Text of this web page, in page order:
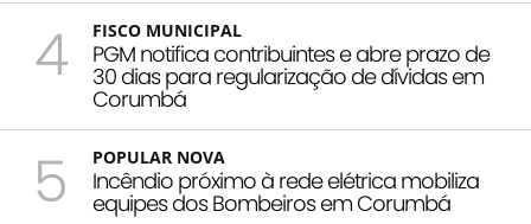
4 FISCO MUNICIPAL
PGM notifica contribuintes e abre prazo de
30 dias para regularização de dívidas em
Corumbá
5 POPULAR NOVA
Incêndio próximo à rede elétrica mobiliza
equipes dos Bombeiros em Corumbá